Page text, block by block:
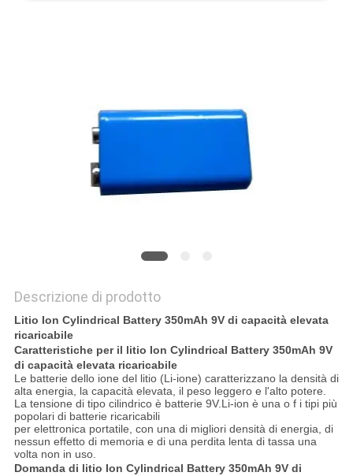
Descrizione di prodotto
Litio Ion Cylindrical Battery 350mAh 9V di capacità elevata
ricaricabile
Caratteristiche per il litio Ion Cylindrical Battery 350mAh 9V
di capacità elevata ricaricabile
Le batterie dello ione del litio (Li-ione) caratterizzano la densità di
alta energia, la capacità elevata, il peso leggero e l'alto potere.
La tensione di tipo cilindrico è batterie 9V.Li-ion è una o f i tipi più
popolari di batterie ricaricabili
per elettronica portatile, con una di migliori densità di energia, di
nessun effetto di memoria e di una perdita lenta di tassa una
volta non in uso.
Domanda di litio Ion Cylindrical Battery 350mAh 9V di